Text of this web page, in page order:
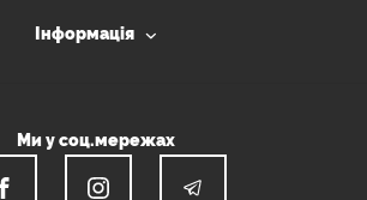
Інформація
Ми у соц.мережах